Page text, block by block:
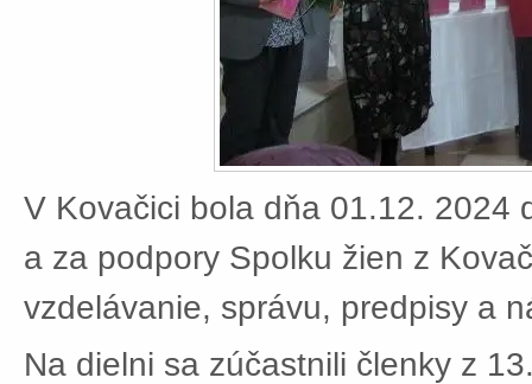
V Kovačici bola dňa 01.12. 2024
a za podpory Spolku žien z
vzdelávanie, správu, predpisy a
Na dielni sa zúčastnili členky z